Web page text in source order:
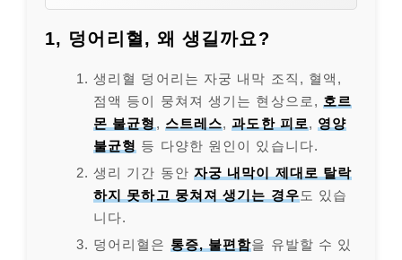
1, 덩어리혈, 왜 생길까요?
생리혈 덩어리는 자궁 내막 조직, 혈액,
점액 등이 뭉쳐져 생기는 현상으로, 호르
몬 불균형 , 스트레스,과도한 피로 , 영양
불균형 등 다양한 원인이 있습니다.
생리 기간 동안 자궁 내막이 제대로 탈락
하지 못하고 뭉쳐져 생기는 경우도 있습
니다.
덩어리혈은 통증, 불편함을 유발할 수 있